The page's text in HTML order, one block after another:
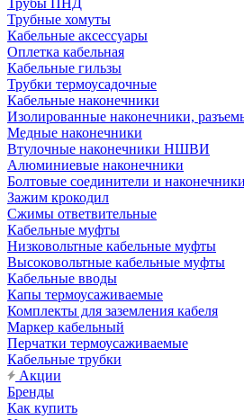
Трубы ПНД
Трубные хомуты
Кабельные аксессуары
Оплетка кабельная
Кабельные гильзы
Трубки термоусадочные
Кабельные наконечники
Изолированные наконечники,
Медные наконечники
Втулочные наконечники НШВИ
Алюминиевые наконечники
Болтовые соединители и наконечники
Зажим крокодил
Сжимы ответвительные
Кабельные муфты
Низковольтные кабельные муфты
Высоковольтные кабельные муфты
Кабельные вводы
Капы термоусаживаемые
Комплекты для заземления кабеля
Маркер кабельный
Перчатки термоусаживаемые
Кабельные трубки
Акции
Бренды
Как купить